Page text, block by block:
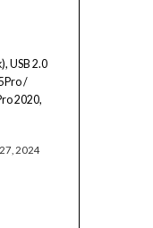
USB 2.0
/
2020,
2024